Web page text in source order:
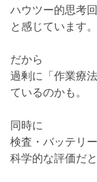
ハウツー的思考
と感じています。
だから
過剰に「作業療
ているのかも。
同時に
検査・バッテリ
科学的な評価だ